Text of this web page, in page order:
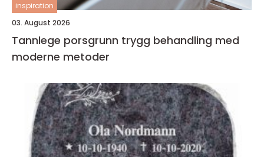
inspiration
03. August 2026
Tannlege porsgrunn trygg behandling med
moderne metoder